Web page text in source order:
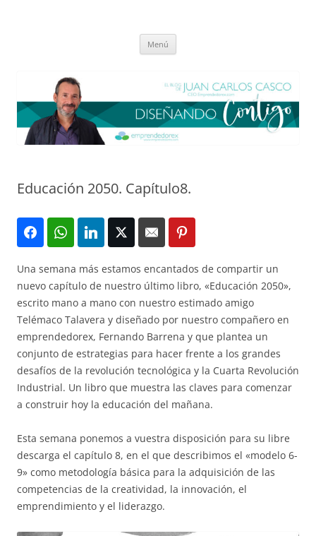
Menú
Educación 2050. Capítulo8.
Una semana más estamos encantados de compartir un
nuevo capítulo de nuestro último libro, «Educación 2050»,
escrito mano a mano con nuestro estimado amigo
Telémaco Talavera y diseñado por nuestro compañero en
emprendedorex, Fernando Barrena y que plantea un
conjunto de estrategias para hacer frente a los grandes
desafíos de la revolución tecnológica y la Cuarta Revolución
Industrial. Un libro que muestra las claves para comenzar
a construir hoy la educación del mañana.
Esta semana ponemos a vuestra disposición para su libre
descarga el capítulo 8, en el que describimos el «modelo 6-
9» como metodología básica para la adquisición de las
competencias de la creatividad, la innovación, el
emprendimiento y el liderazgo.